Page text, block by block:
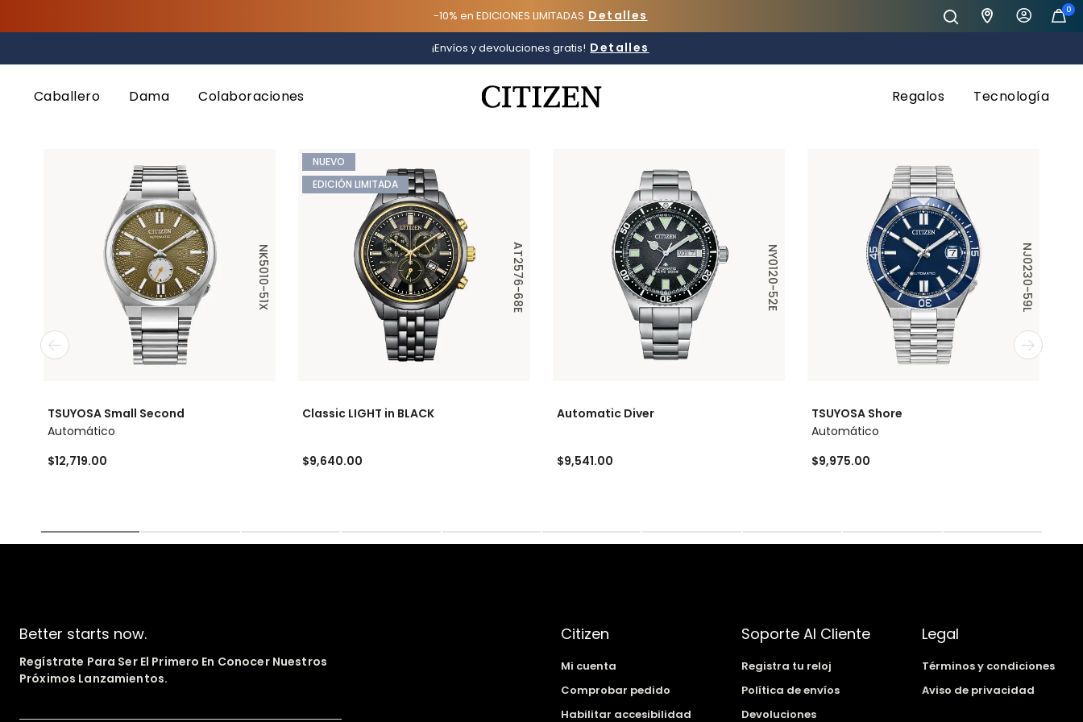
-10% en EDICIONES LIMITADAS Detalles
¡Envíos y devoluciones gratis! Detalles
Caballero Dama Colaboraciones Regalos Tecnología
0
No se proporcionó una consulta
RELOJES POPULARES
NK5010-51X
TSUYOSA Small Second
Automático
$12,719.00
AT2576-68E
NUEVO
EDICIÓN LIMITADA
Classic LIGHT in BLACK
$9,640.00
NY0120-52E
Automatic Diver
$9,541.00
NJ0230-59L
TSUYOSA Shore
Automático
$9,975.00
Better starts now.
Regístrate Para Ser El Primero En Conocer Nuestros
Próximos Lanzamientos.
Citizen
Mi cuenta
Comprobar pedido
Habilitar accesibilidad
Soporte Al Cliente
Registra tu reloj
Política de envíos
Devoluciones
Legal
Términos y condiciones
Aviso de privacidad
Added to Manage Wishlist